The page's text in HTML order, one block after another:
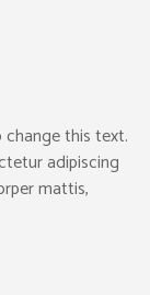
this text.
adipiscing
mattis,